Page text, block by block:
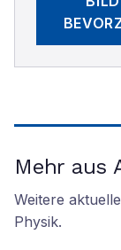
Mehr aus
Weitere
Physik.